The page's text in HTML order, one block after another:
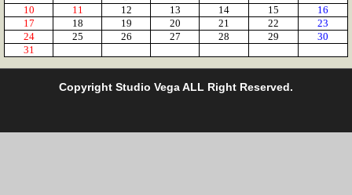
10
11 12 13 14 15
16
17
18 19 20 21 22
23
24
25 26 27 28 29
30
31
Copyright Studio Vega ALL Right Reserved.